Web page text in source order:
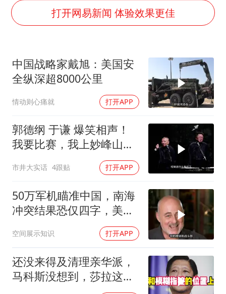
以军士兵把枪口对准中国记者
王艺迪2-4不敌张本美和止步4强
2025年小学教师减少13.19万
《龙餐馆》 冲奖
笔试第一被劝弃考涉事副校长被撤职
上海有出现龙卷潜势
奋力开创中国式现代化建设新局面
打开网易新闻 体验效果更佳
中国战略家戴旭：美国安
全纵深超8000公里
情动则心痛就 打开APP
郭德纲 于谦 爆笑相声！
我要比赛，我上妙峰山干
嘛去？你去拜一拜冠军老
祖庙
市井大实话 4跟贴 打开APP
50万军机瞄准中国，南海
冲突结果恐仅四字，美防
空间展示知识 打开APP
还没来得及清理亲华派，
马科斯没想到，莎拉这次